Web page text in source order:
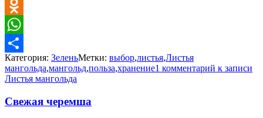
Twitter
Odnoklassniki
WhatsApp
Отправить
Категория: ЗеленьМетки: выбор,листья,Листья
мангольда,мангольд,польза,хранение1 комментарий к записи
Листья мангольда
Свежая черемша